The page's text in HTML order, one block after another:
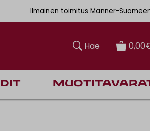
Ilmainen toimitus Manner-Suomeen yli
Hae